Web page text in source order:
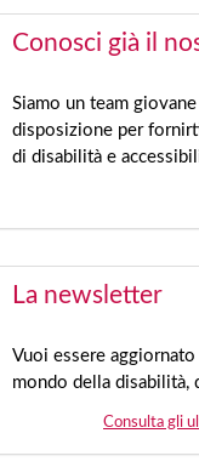
Conosci già il
Siamo un team
disposizione per
di disabilità e
La newsletter
Vuoi essere
mondo della disabilità,
Consulta gli